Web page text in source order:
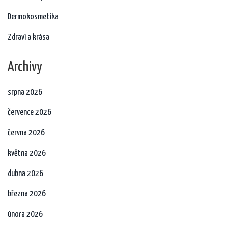
Dermokosmetika
Zdraví a krása
Archivy
srpna 2026
července 2026
června 2026
května 2026
dubna 2026
března 2026
února 2026